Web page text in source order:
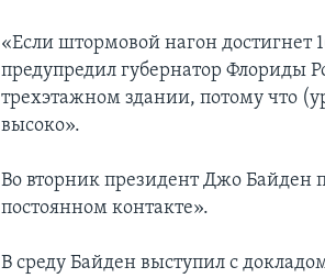
«Если штормовой нагон достигнет
предупредил губернатор Флориды
трехэтажном здании, потому что
высоко».
Во вторник президент Джо Байден
постоянном контакте».
В среду Байден выступил с